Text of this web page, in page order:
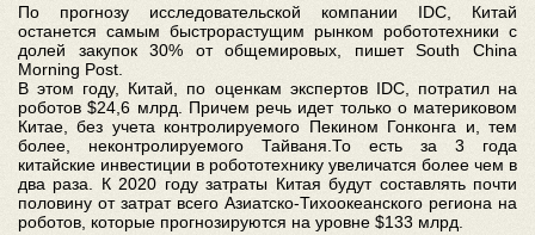
По прогнозу исследовательской компании IDC, Китай
останется самым быстрорастущим рынком робототехники с
долей закупок 30% от общемировых, пишет South China
Morning Post.
В этом году, Китай, по оценкам экспертов IDC, потратил на
роботов $24,6 млрд. Причем речь идет только о материковом
Китае, без учета контролируемого Пекином Гонконга и, тем
более, неконтролируемого Тайваня.То есть за 3 года
китайские инвестиции в робототехнику увеличатся более чем в
два раза. К 2020 году затраты Китая будут составлять почти
половину от затрат всего Азиатско-Тихоокеанского региона на
роботов, которые прогнозируются на уровне $133 млрд.